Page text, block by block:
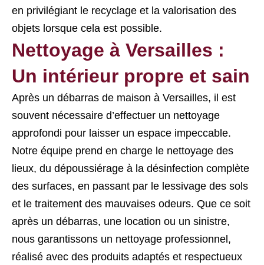
en privilégiant le recyclage et la valorisation des
objets lorsque cela est possible.
Nettoyage à Versailles :
Un intérieur propre et sain
Après un débarras de maison à Versailles, il est
souvent nécessaire d’effectuer un nettoyage
approfondi pour laisser un espace impeccable.
Notre équipe prend en charge le nettoyage des
lieux, du dépoussiérage à la désinfection complète
des surfaces, en passant par le lessivage des sols
et le traitement des mauvaises odeurs. Que ce soit
après un débarras, une location ou un sinistre,
nous garantissons un nettoyage professionnel,
réalisé avec des produits adaptés et respectueux